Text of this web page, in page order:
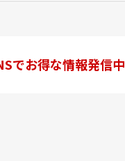
でお得な情報発信中